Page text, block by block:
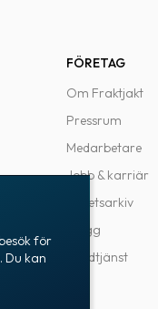
FÖRETAG
Om Fraktjakt
Pressrum
Medarbetare
Jobb & karriär
Nyhetsarkiv
Blogg
Kundtjänst
för
Du kan